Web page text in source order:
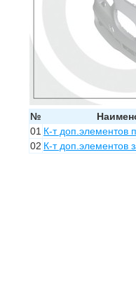
№
01 К-т доп.элементов
02 К-т доп.элементов